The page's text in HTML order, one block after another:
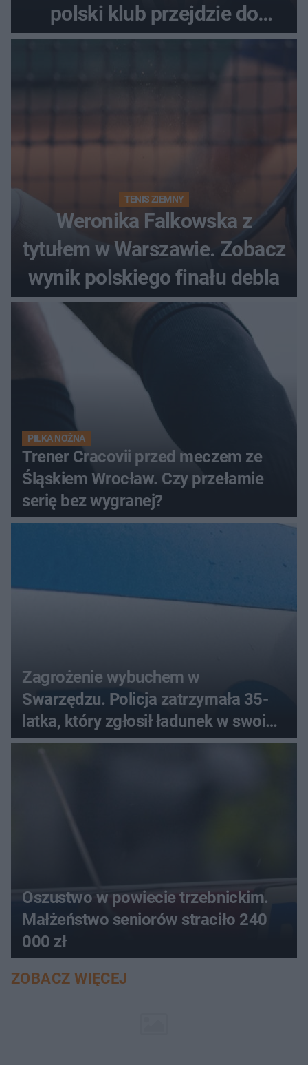
polski klub przejdzie do
historii
TENIS ZIEMNY
Weronika Falkowska z
tytułem w Warszawie. Zobacz
wynik polskiego finału debla
PIŁKA NOŻNA
Trener Cracovii przed meczem ze
Śląskiem Wrocław. Czy przełamie
serię bez wygranej?
Zagrożenie wybuchem w
Swarzędzu. Policja zatrzymała 35-
latka, który zgłosił ładunek w swoim
aucie
Oszustwo w powiecie trzebnickim.
Małżeństwo seniorów straciło 240
000 zł
ZOBACZ WIĘCEJ